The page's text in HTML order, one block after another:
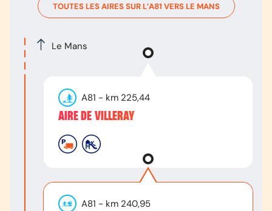
TOUTES LES AIRES SUR L’A81 VERS LE MANS
Le Mans
A81 - km 225,44
AIRE DE VILLERAY
A81 - km 240,95